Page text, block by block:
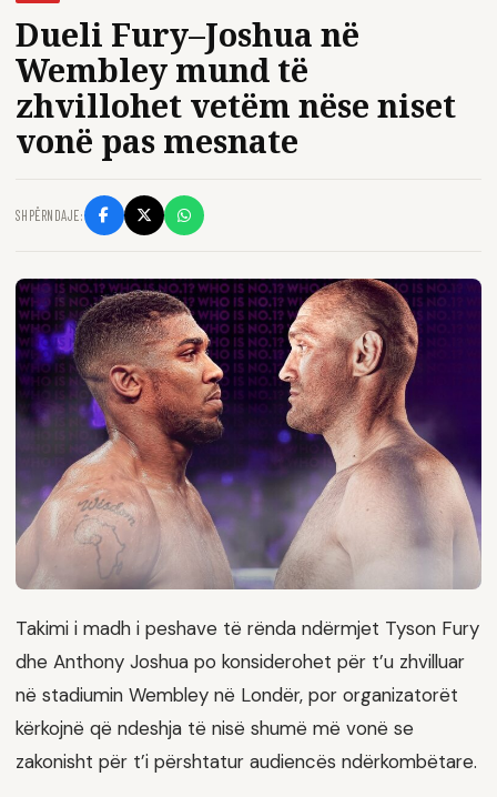
Dueli Fury–Joshua në
Wembley mund të
zhvillohet vetëm nëse niset
vonë pas mesnate
SHPËRNDAJE:
Takimi i madh i peshave të rënda ndërmjet Tyson Fury
dhe Anthony Joshua po konsiderohet për t’u zhvilluar
në stadiumin Wembley në Londër, por organizatorët
kërkojnë që ndeshja të nisë shumë më vonë se
zakonisht për t’i përshtatur audiencës ndërkombëtare.